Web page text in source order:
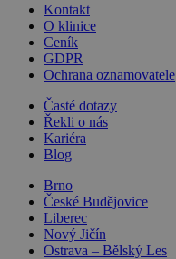
Kontakt
O klinice
Ceník
GDPR
Ochrana oznamovatele
Časté dotazy
Řekli o nás
Kariéra
Blog
Brno
České Budějovice
Liberec
Nový Jičín
Ostrava – Bělský Les